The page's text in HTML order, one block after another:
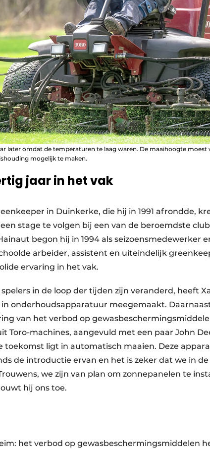
later omdat de temperaturen te laag waren. De maaihoogte moest
mogelijk te maken.
jaar in het vak
in Duinkerke, die hij in 1991 afrondde,
stage te volgen bij een van de beroemdste
begon hij in 1994 als seizoensmedewerker
arbeider, assistent en uiteindelijk
ervaring in het vak.
spelers in de loop der tijden zijn veranderd, heeft
onderhoudsapparatuur meegemaakt.
van het verbod op
Toro-machines, aangevuld met een paar John
toekomst ligt in automatisch maaien. Deze
de introductie ervan en het is zeker dat we in
we zijn van plan om zonnepanelen te
hij ons toe.
het verbod op gewasbeschermingsmiddelen